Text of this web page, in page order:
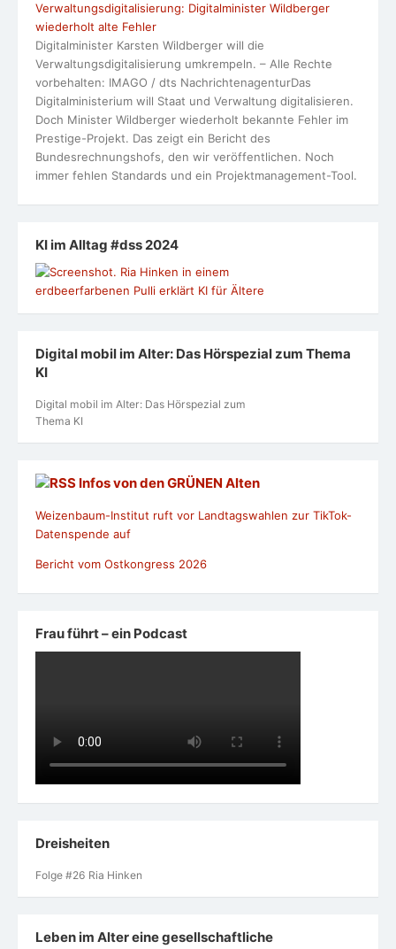
Verwaltungsdigitalisierung: Digitalminister Wildberger
wiederholt alte Fehler
Digitalminister Karsten Wildberger will die
Verwaltungsdigitalisierung umkrempeln. – Alle Rechte
vorbehalten: IMAGO / dts NachrichtenagenturDas
Digitalministerium will Staat und Verwaltung digitalisieren.
Doch Minister Wildberger wiederholt bekannte Fehler im
Prestige-Projekt. Das zeigt ein Bericht des
Bundesrechnungshofs, den wir veröffentlichen. Noch
immer fehlen Standards und ein Projektmanagement-Tool.
KI im Alltag #dss 2024
Digital mobil im Alter: Das Hörspezial zum Thema
KI
Digital mobil im Alter: Das Hörspezial zum
Thema KI
Infos von den GRÜNEN Alten
Weizenbaum-Institut ruft vor Landtagswahlen zur TikTok-
Datenspende auf
Bericht vom Ostkongress 2026
Frau führt – ein Podcast
Dreisheiten
Folge #26 Ria Hinken
Leben im Alter eine gesellschaftliche